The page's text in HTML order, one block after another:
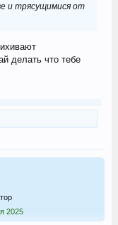
и трясущимися от
делать что тебе
2025